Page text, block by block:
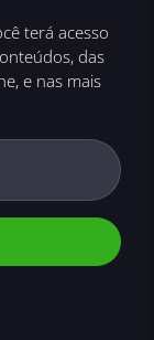
terá acesso
das
e nas mais